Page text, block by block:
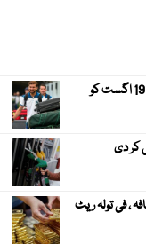
کیریبین پریمیئر لیگ ، قومی کرکٹرز کو این او سی 19 اگست کو
کر دی
، فی تولہ ریٹ